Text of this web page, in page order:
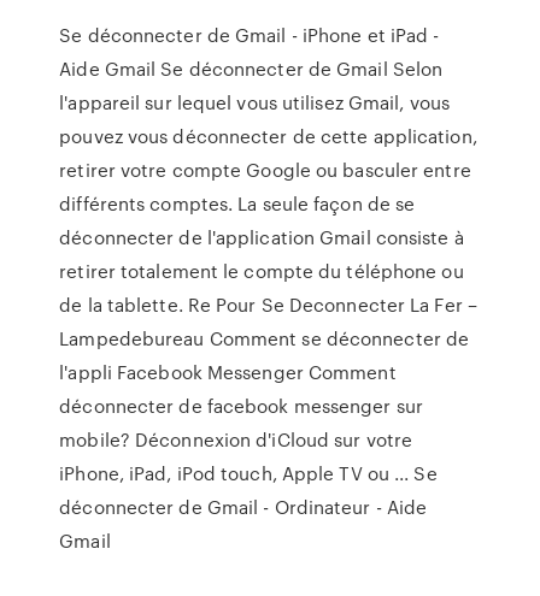
Se déconnecter de Gmail - iPhone et iPad -
Aide Gmail Se déconnecter de Gmail Selon
l'appareil sur lequel vous utilisez Gmail, vous
pouvez vous déconnecter de cette application,
retirer votre compte Google ou basculer entre
différents comptes. La seule façon de se
déconnecter de l'application Gmail consiste à
retirer totalement le compte du téléphone ou
de la tablette. Re Pour Se Deconnecter La Fer –
Lampedebureau Comment se déconnecter de
l'appli Facebook Messenger Comment
déconnecter de facebook messenger sur
mobile? Déconnexion d'iCloud sur votre
iPhone, iPad, iPod touch, Apple TV ou ... Se
déconnecter de Gmail - Ordinateur - Aide
Gmail